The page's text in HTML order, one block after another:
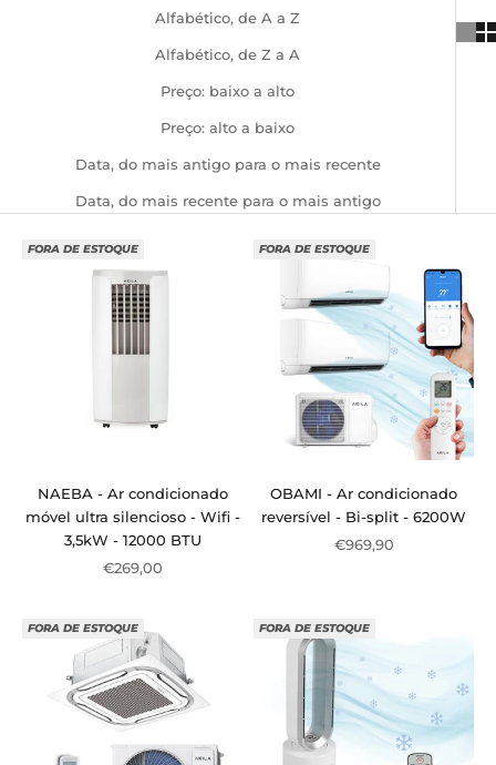
Alfabético, de A a Z
Alfabético, de Z a A
Preço: baixo a alto
Preço: alto a baixo
Data, do mais antigo para o mais recente
Data, do mais recente para o mais antigo
FORA DE ESTOQUE
NAEBA - Ar condicionado
móvel ultra silencioso - Wifi -
3,5kW - 12000 BTU
Preço de venda
€269,00
FORA DE ESTOQUE
OBAMI - Ar condicionado
reversível - Bi-split - 6200W
Preço de venda
€969,90
FORA DE ESTOQUE FORA DE ESTOQUE